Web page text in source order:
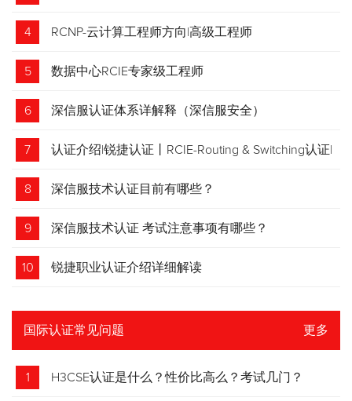
4 RCNP-云计算工程师方向|高级工程师
5 数据中心RCIE专家级工程师
6 深信服认证体系详解释（深信服安全）
7 认证介绍|锐捷认证丨RCIE-Routing & Switching认证|
专家级网络工程师
8 深信服技术认证目前有哪些？
9 深信服技术认证 考试注意事项有哪些？
10 锐捷职业认证介绍详细解读
国际认证常见问题 更多
1 H3CSE认证是什么？性价比高么？考试几门？